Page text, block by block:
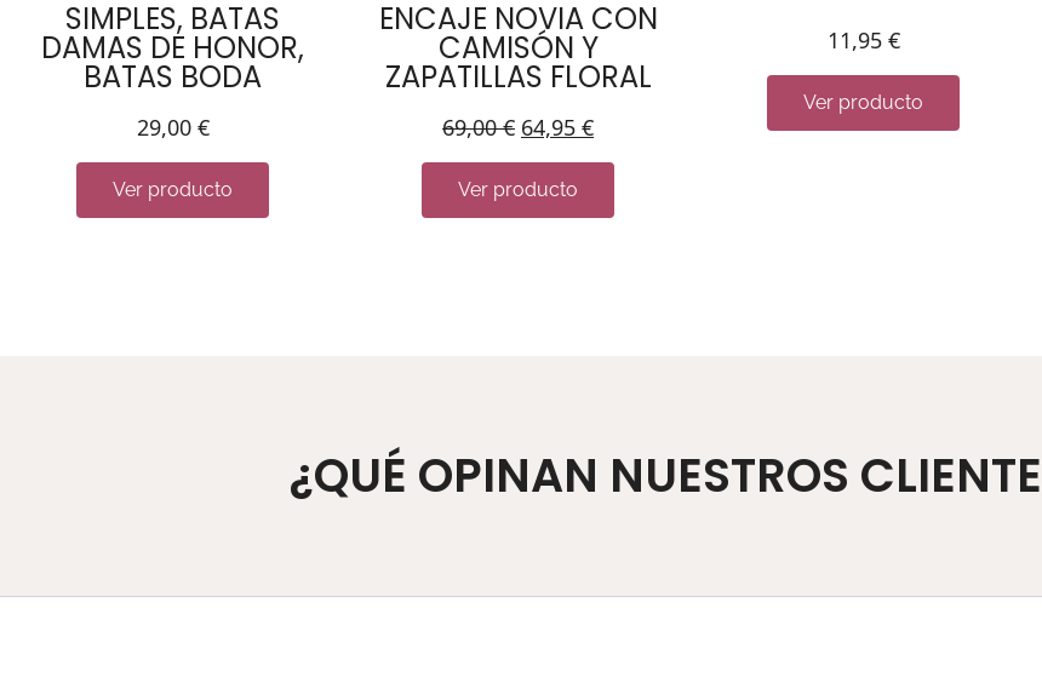
SIMPLES, BATAS
DAMAS DE HONOR,
BATAS BODA
29,00 €
Ver producto
ENCAJE NOVIA CON
CAMISÓN Y
ZAPATILLAS FLORAL
69,00€ 64,95 €
Ver producto
11,95 €
Ver producto
¿QUÉ OPINAN NUESTROS